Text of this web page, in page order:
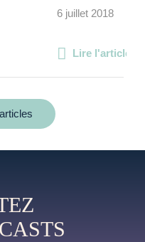
6 juillet 2018
Lire l'article